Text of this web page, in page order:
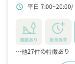
schedule 平日 7:00~20:00
園庭あり 延長保育
…他27件の特徴あり